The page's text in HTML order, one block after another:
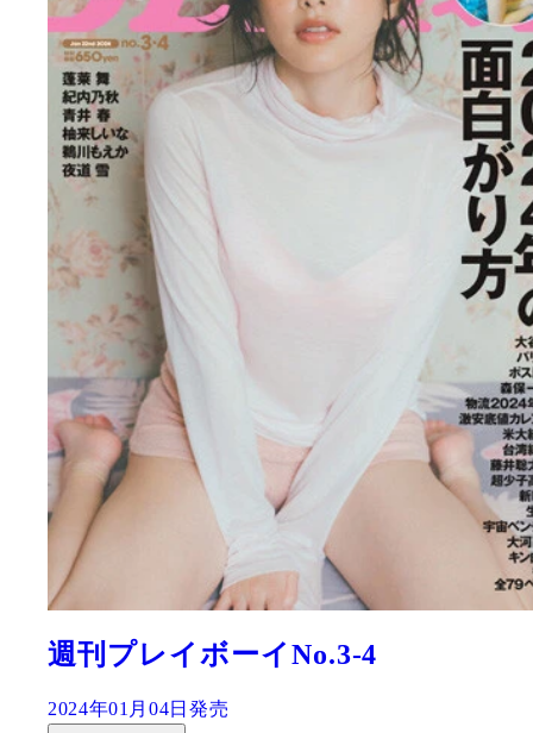
週刊プレイボーイNo.3-4
2024年01月04日発売